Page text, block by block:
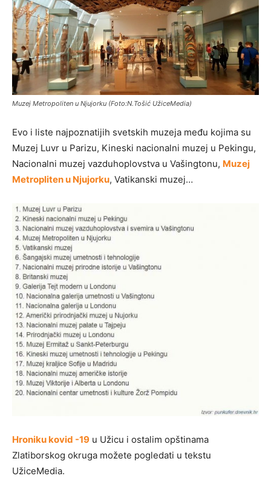
Muzej Metropoliten u Njujorku (Foto:N.Tošić UžiceMedia)
Evo i liste najpoznatijih svetskih muzeja među kojima su
Muzej Luvr u Parizu, Kineski nacionalni muzej u Pekingu,
Nacionalni muzej vazduhoplovstva u Vašingtonu, Muzej
Metropliten u Njujorku, Vatikanski muzej…
Hroniku kovid -19 u Užicu i ostalim opštinama
Zlatiborskog okruga možete pogledati u tekstu
UžiceMedia.